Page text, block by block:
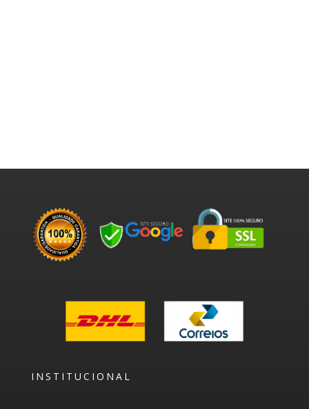
INSTITUCIONAL